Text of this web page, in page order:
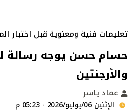
تعليمات فنية ومعنوية قبل اختبار
حسام حسن يوجه رسالة
والأرجنتين
عماد ياسر
الإثنين 06/يوليو/2026 - 05:23 م